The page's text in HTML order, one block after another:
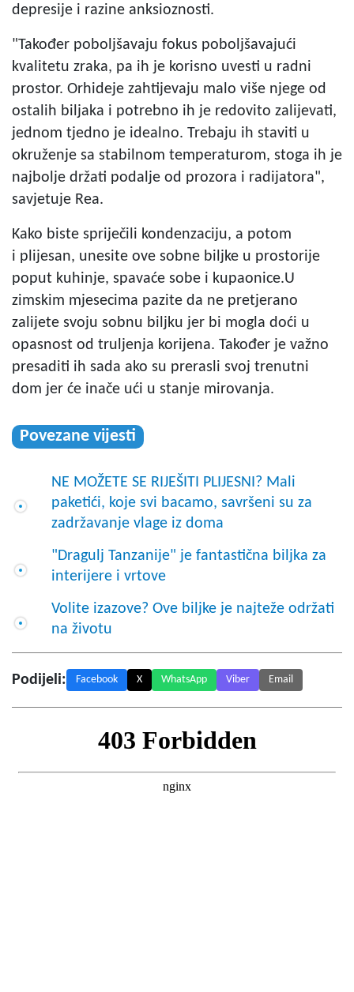
depresije i razine anksioznosti.
"Također poboljšavaju fokus poboljšavajući
kvalitetu zraka, pa ih je korisno uvesti u radni
prostor. Orhideje zahtijevaju malo više njege od
ostalih biljaka i potrebno ih je redovito zalijevati,
jednom tjedno je idealno. Trebaju ih staviti u
okruženje sa stabilnom temperaturom, stoga ih je
najbolje držati podalje od prozora i radijatora",
savjetuje Rea.
Kako biste spriječili kondenzaciju, a potom
i plijesan, unesite ove sobne biljke u prostorije
poput kuhinje, spavaće sobe i kupaonice.U
zimskim mjesecima pazite da ne pretjerano
zalijete svoju sobnu biljku jer bi mogla doći u
opasnost od truljenja korijena. Također je važno
presaditi ih sada ako su prerasli svoj trenutni
dom jer će inače ući u stanje mirovanja.
Povezane vijesti
NE MOŽETE SE RIJEŠITI PLIJESNI? Mali
paketići, koje svi bacamo, savršeni su za
zadržavanje vlage iz doma
"Dragulj Tanzanije" je fantastična biljka za
interijere i vrtove
Volite izazove? Ove biljke je najteže održati
na životu
Podijeli: Facebook X WhatsApp Viber Email